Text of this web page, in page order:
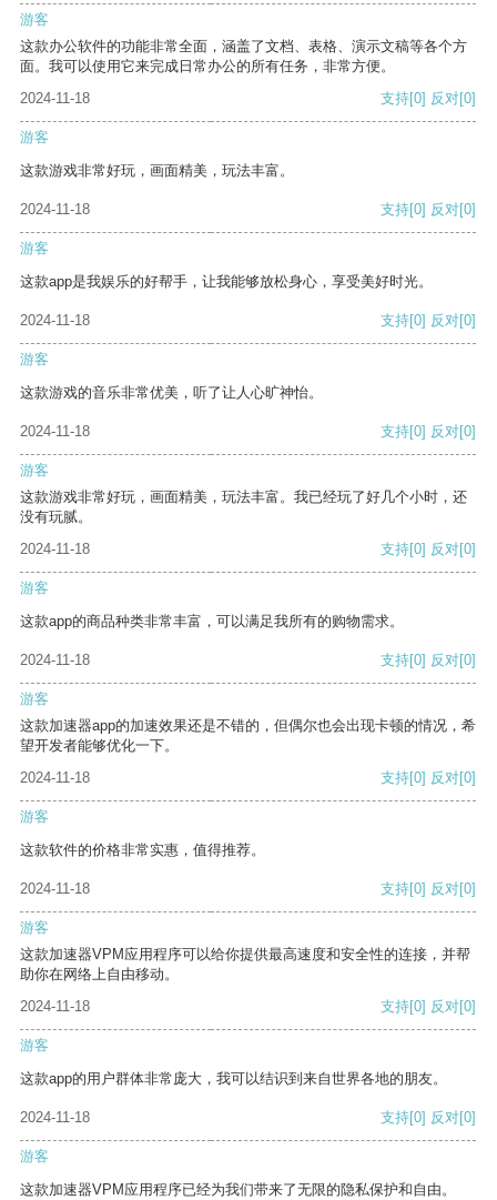
游客
这款办公软件的功能非常全面，涵盖了文档、表格、演示文稿等各个方
面。我可以使用它来完成日常办公的所有任务，非常方便。
2024-11-18
支持[0] 反对[0]
游客
这款游戏非常好玩，画面精美，玩法丰富。
2024-11-18 支持[0] 反对[0]
游客
这款app是我娱乐的好帮手，让我能够放松身心，享受美好时光。
2024-11-18 支持[0] 反对[0]
游客
这款游戏的音乐非常优美，听了让人心旷神怡。
2024-11-18 支持[0] 反对[0]
游客
这款游戏非常好玩，画面精美，玩法丰富。我已经玩了好几个小时，还
没有玩腻。
2024-11-18
支持[0] 反对[0]
游客
这款app的商品种类非常丰富，可以满足我所有的购物需求。
2024-11-18 支持[0] 反对[0]
游客
这款加速器app的加速效果还是不错的，但偶尔也会出现卡顿的情况，希
望开发者能够优化一下。
2024-11-18
支持[0] 反对[0]
游客
这款软件的价格非常实惠，值得推荐。
2024-11-18 支持[0] 反对[0]
游客
这款加速器VPM应用程序可以给你提供最高速度和安全性的连接，并帮
助你在网络上自由移动。
2024-11-18
支持[0] 反对[0]
游客
这款app的用户群体非常庞大，我可以结识到来自世界各地的朋友。
2024-11-18 支持[0] 反对[0]
游客
这款加速器VPM应用程序已经为我们带来了无限的隐私保护和自由。